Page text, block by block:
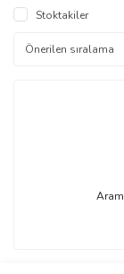
Stoktakiler